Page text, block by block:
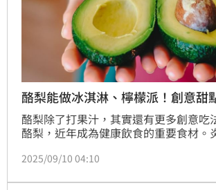
酪梨能做冰淇淋、檸檬派！創意甜
酪梨除了打果汁，其實還有更多創意吃
酪梨，近年成為健康飲食的重要食材。
簡單，也兼顧營養與風味，不妨趁著假
2025/09/10 04:10